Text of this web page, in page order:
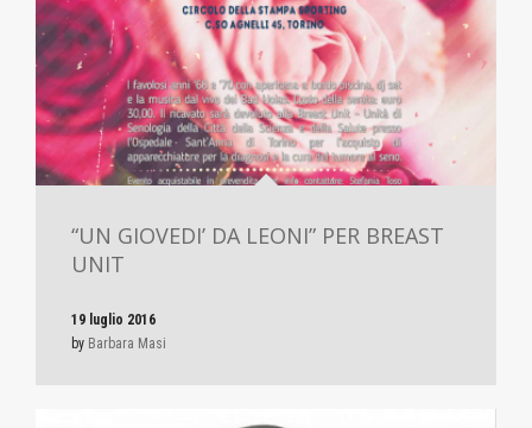
“UN GIOVEDI’ DA LEONI” PER BREAST
UNIT
19 luglio 2016
by Barbara Masi